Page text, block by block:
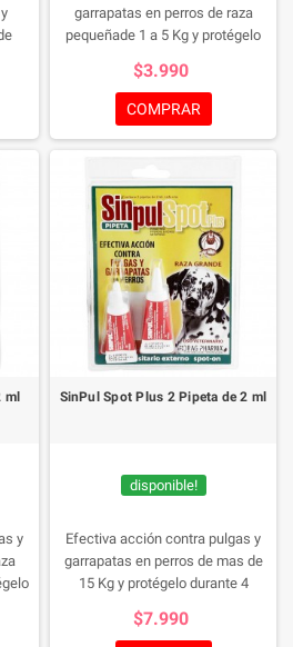
garrapatas en perros de raza
pequeñade 1 a 5 Kg y protégelo
$3.990
COMPRAR
y
SinPul Spot Plus 2 Pipeta de 2 ml
disponible!
Efectiva acción contra pulgas y
garrapatas en perros de mas de
15 Kg y protégelo durante 4
$7.990